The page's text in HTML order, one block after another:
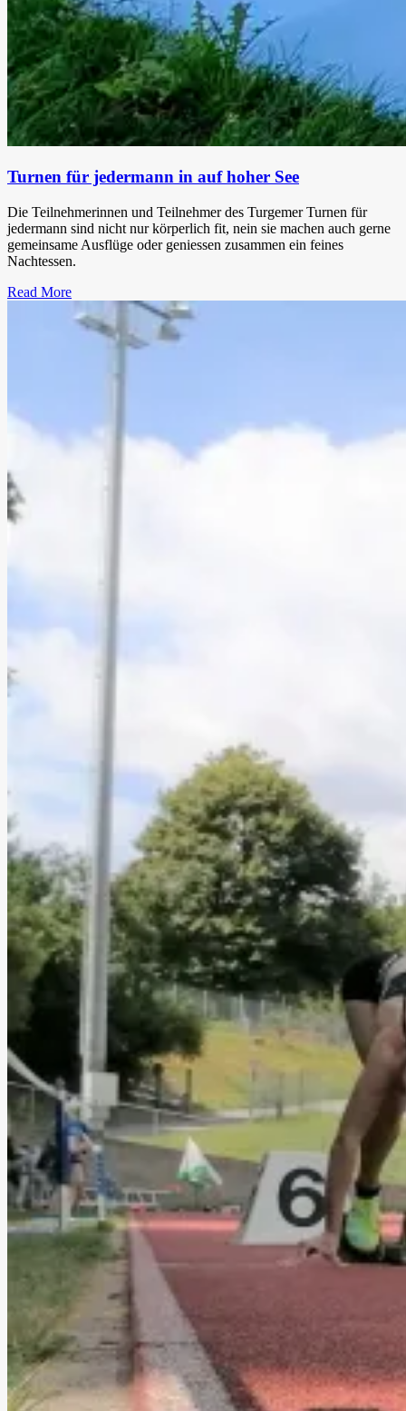
Turnen für jedermann in auf hoher See
Die Teilnehmerinnen und Teilnehmer des Turgemer Turnen für
jedermann sind nicht nur körperlich fit, nein sie machen auch gerne
gemeinsame Ausflüge oder geniessen zusammen ein feines
Nachtessen.
Read More